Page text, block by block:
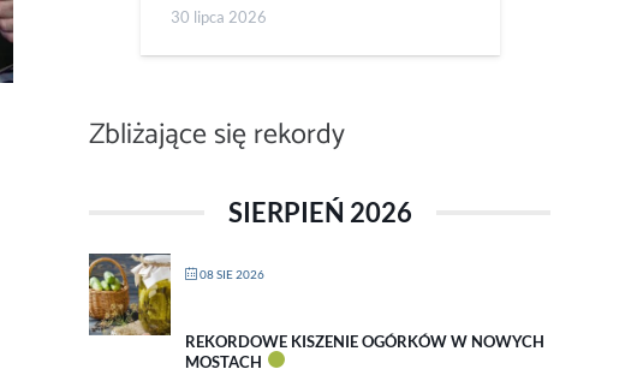
30 lipca 2026
Zbliżające się rekordy
SIERPIEŃ 2026
08 SIE 2026
REKORDOWE KISZENIE OGÓRKÓW W NOWYCH
MOSTACH